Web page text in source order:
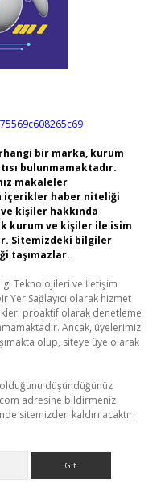
bir marka, kurum
bulunmamaktadır.
makaleler
içerikler haber niteliği
kişiler hakkında
kurum ve kişiler ile isim
Sitemizdeki bilgiler
taşımazlar.
Teknolojileri ve İletişim
Yer Sağlayıcı olarak hizmet
proaktif olarak denetleme
Ancak, üyelerimiz
olup, siteye üye olarak
düşündüğünüz
adresine bildirmeniz
sitemizden kaldırılacaktır.